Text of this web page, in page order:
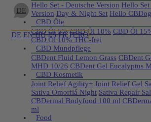
DE
DE EN HU ES FR IT RO
Hello Set - Deutsche Version Hello
Version Day & Night Set Hello
CBD Öle
CBD Öl 5% CBD Öl 10% CBD Öl
CBD Öl 10% THC-frei
CBD Mundpflege
CBDent Fluid Lemon Grass CBDent
MHD 10/26 CBDent Gel Eucalyptus
CBD Kosmetik
Joint Relief Agility+ Joint Relief Gel
Sativa Omorfiá Night Sativa Repair
CBDermal Bodyfood 100 ml
ml
Food